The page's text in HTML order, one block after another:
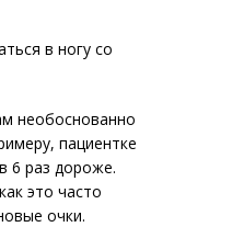
в ногу со
необоснованно
пациентке
6 раз дороже.
это часто
очки.